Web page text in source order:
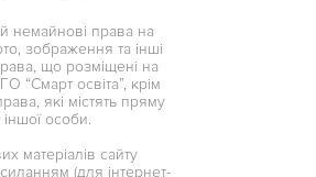
немайнові права на
зображення та інші
що розміщені на
“Смарт освіта”, крім
які містять пряму
іншої особи.
матеріалів сайту
(для інтернет-